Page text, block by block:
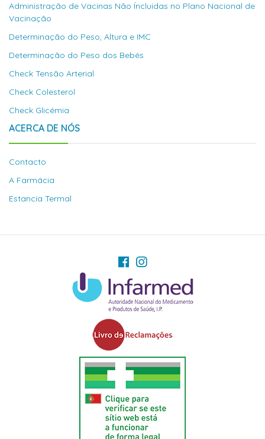
Administração de Vacinas Não Íncluidas no Plano Nacional de
Vacinação
Determinação do Peso, Altura e IMC
Determinação do Peso dos Bebés
Check Tensão Arterial
Check Colesterol
Check Glicémia
ACERCA DE NÓS
Contacto
A Farmácia
Estancia Termal